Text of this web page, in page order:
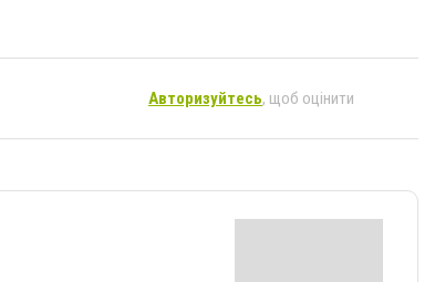
Авторизуйтесь, щоб оцінити